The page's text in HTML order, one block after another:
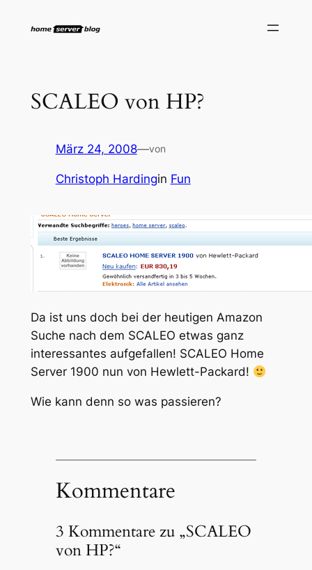
Inhalt
SCALEO von HP?
März 24, 2008—von
Christoph Hardingin Fun
Da ist uns doch bei der heutigen Amazon
Suche nach dem SCALEO etwas ganz
interessantes aufgefallen! SCALEO Home
Server 1900 nun von Hewlett-Packard!
Wie kann denn so was passieren?
Kommentare
3 Kommentare zu „SCALEO
von HP?“